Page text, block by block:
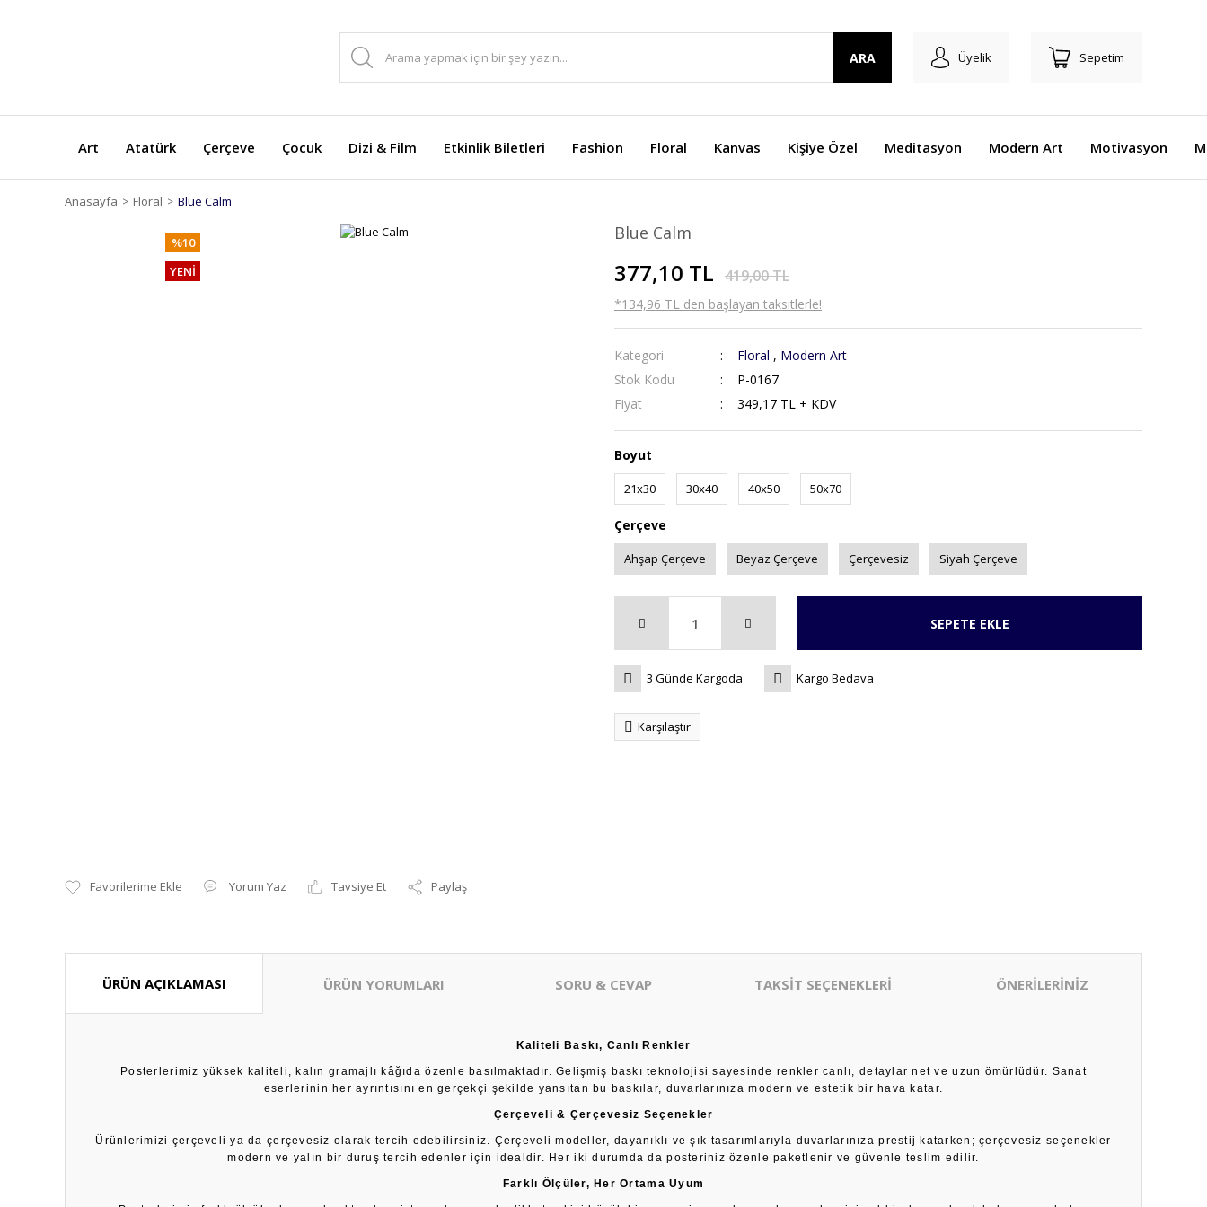
ARA Üyelik Sepetim
Art Atatürk Çerçeve Çocuk Dizi & Film Etkinlik Biletleri Fashion Floral Kanvas Kişiye Özel Meditasyon Modern Art Motivasyon
Anasayfa Floral Blue Calm
%10
YENİ
Yorum Yaz Tavsiye Et Paylaş
Blue Calm
377,10 TL 419,00 TL
*134,96 TL den başlayan taksitlerle!
Kategori Floral , Modern Art
Stok Kodu
P-0167
Fiyat
349,17 TL + KDV
Boyut
21x30 30x40 40x50 50x70
Çerçeve
Ahşap Çerçeve Beyaz Çerçeve Çerçevesiz Siyah Çerçeve
SEPETE EKLE
3 Günde Kargoda Kargo Bedava
Karşılaştır
ÜRÜN AÇIKLAMASI ÜRÜN YORUMLARI SORU & CEVAP TAKSİT SEÇENEKLERİ ÖNERİLERİNİZ
Kaliteli Baskı, Canlı Renkler
Posterlerimiz yüksek kaliteli, kalın gramajlı kâğıda özenle basılmaktadır. Gelişmiş baskı teknolojisi sayesinde renkler canlı, detaylar net ve uzun ömürlüdür. Sanat
eserlerinin her ayrıntısını en gerçekçi şekilde yansıtan bu baskılar, duvarlarınıza modern ve estetik bir hava katar.
Çerçeveli & Çerçevesiz Seçenekler
Ürünlerimizi çerçeveli ya da çerçevesiz olarak tercih edebilirsiniz. Çerçeveli modeller, dayanıklı ve şık tasarımlarıyla duvarlarınıza prestij katarken; çerçevesiz seçenekler
modern ve yalın bir duruş tercih edenler için idealdir. Her iki durumda da posteriniz özenle paketlenir ve güvenle teslim edilir.
Farklı Ölçüler, Her Ortama Uyum